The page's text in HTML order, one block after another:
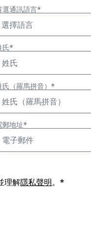
選通訊語言*
選擇語言
氏*
氏（羅馬拼音）*
郵地址*
理解隱私聲明。*